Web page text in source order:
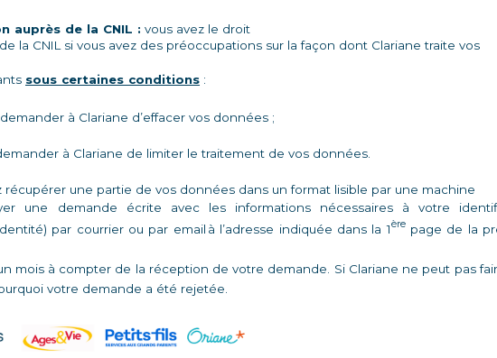
auprès de la CNIL : vous avez le droit
la CNIL si vous avez des préoccupations sur la façon dont Clariane traite vos
sous certaines conditions :
à Clariane d’effacer vos données ;
à Clariane de limiter le traitement de vos données.
récupérer une partie de vos données dans un format lisible par une machine
une demande écrite avec les informations nécessaires à votre
par courrier ou par email à l’adresse indiquée dans la 1ère page de la
mois à compter de la réception de votre demande. Si Clariane ne peut pas
votre demande a été rejetée.